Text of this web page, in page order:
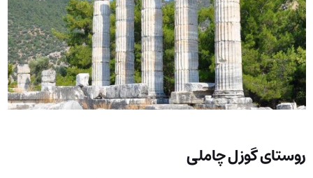
روستای گوزل چاملی